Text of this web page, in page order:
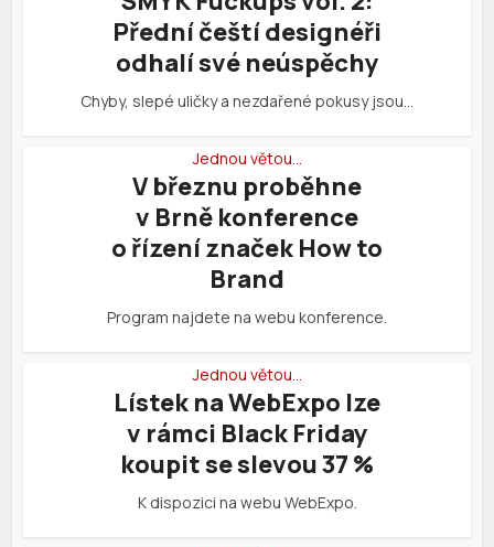
Přední čeští designéři
odhalí své neúspěchy
Chyby, slepé uličky a nezdařené pokusy jsou…
Jednou větou…
V březnu proběhne
v Brně konference
o řízení značek How to
Brand
Program najdete na webu konference.
Jednou větou…
Lístek na WebExpo lze
v rámci Black Friday
koupit se slevou 37 %
K dispozici na webu WebExpo.